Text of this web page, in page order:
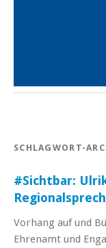
SCHLAGWORT-
#Sichtbar:
Vorhang auf und
Ehrenamt und